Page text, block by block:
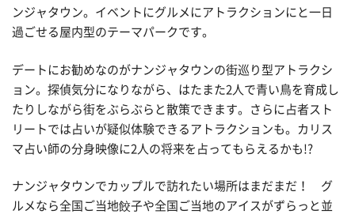
ンジャタウン。イベントにグルメにアトラクションにと一日
過ごせる屋内型のテーマパークです。
デートにお勧めなのがナンジャタウンの街巡り型アトラクシ
ョン。探偵気分になりながら、はたまた2人で青い鳥を育成し
たりしながら街をぶらぶらと散策できます。さらに占者スト
リートでは占いが疑似体験できるアトラクションも。カリス
マ占い師の分身映像に2人の将来を占ってもらえるかも!?
ナンジャタウンでカップルで訪れたい場所はまだまだ！ グ
ルメなら全国ご当地餃子や全国ご当地のアイスがずらっと並